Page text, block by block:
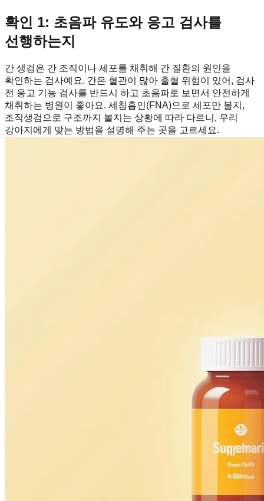
확인 1: 초음파 유도와 응고 검사를
선행하는지
간 생검은 간 조직이나 세포를 채취해 간 질환의 원인을
확인하는 검사예요. 간은 혈관이 많아 출혈 위험이 있어, 검사
전 응고 기능 검사를 반드시 하고 초음파로 보면서 안전하게
채취하는 병원이 좋아요. 세침흡인(FNA)으로 세포만 볼지,
조직생검으로 구조까지 볼지는 상황에 따라 다르니, 우리
강아지에게 맞는 방법을 설명해 주는 곳을 고르세요.